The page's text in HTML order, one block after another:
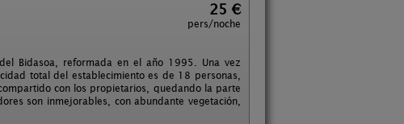
25 €
pers/noche
Bidasoa, reformada en el año 1995. Una vez
total del establecimiento es de 18 personas,
con los propietarios, quedando la parte
son inmejorables, con abundante vegetación,